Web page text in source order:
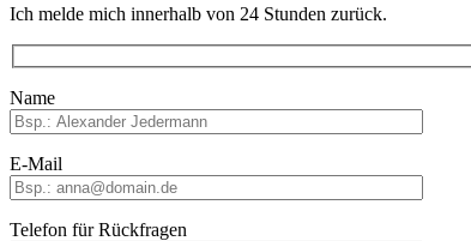
Ich melde mich innerhalb von 24 Stunden zurück.
Bitte lasse dieses Feld leer.
Name
E-Mail
Telefon für Rückfragen